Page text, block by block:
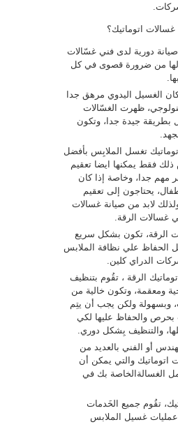
اتوماتيك؟
دورية لدى فني غسّالات
لها من ضرورة قصوى في كل
الغسيل اليدوي مرهق جدا
ظهرت الغسّالات
بطريقة جيدة جدا، وتكون
تغسل الملابِس بأفضل
فقط يمكنها ايضا تعقيم
مهم جدا، وخاصة إذا كان
يحتاجون إلى تعقيم
لابد من صيانة غسالات
غسالات الرقة.
الرقة، تكون بشكل سريع
الحفاظ علي نظافة الملابس
الدراي كلين.
الرقة ، تقُوم بتنظيف
ومعقمة، وتكون خالية من
وبسهولة ولكن يجب أن يتِم
بحرص والحفاظ عليها لكي
والتنظيف بِشكل دوري.
أو الفني بالعديد من
اتوماتيك والتي يمكن أن
الغسالةالخاصة بك في
تقُوم جميع الخَدمات
عمليات غسيل الملابس